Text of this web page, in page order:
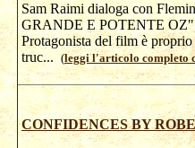
Sam Raimi dialoga con
GRANDE E POTENTE
Protagonista del film è
truc... (leggi l'articolo completo
CONFIDENCES BY